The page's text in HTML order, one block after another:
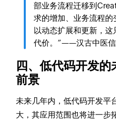
部业务流程迁移到
求的增加、业务流程
以动态扩展和更新，
代价。”——汉古中医信
四、低代码开发
前景
未来几年内，低代码开发平
大，其应用范围也将进一步